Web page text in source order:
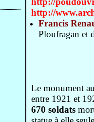
http://
Francis
Ploufragan et
Le monument
entre 1921 et
670 soldats